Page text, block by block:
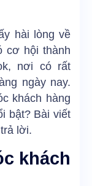
hài lòng về
cơ hội thành
nơi có rất
ngày nay.
khách hàng
bật? Bài viết
lời.
khách